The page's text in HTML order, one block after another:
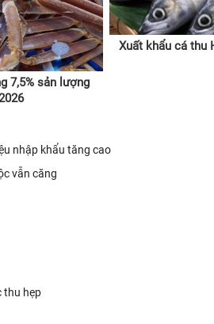
7,5% sản lượng
Xuất khẩu cá thu
nhập khẩu tăng cao
vẫn căng
thu hẹp